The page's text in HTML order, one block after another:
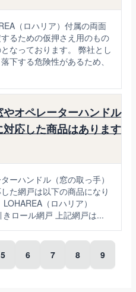
（ロハリア）付属の両面
るための仮押さえ用のもの
なっております。 弊社とし
下する危険性があるため、
オペレーターハンドル
応した商品はあります
ーハンドル（窓の取っ手）
た網戸は以下の商品になり
（ロハリア）
ロール網戸 上記網戸は...
5 6 7 8 9